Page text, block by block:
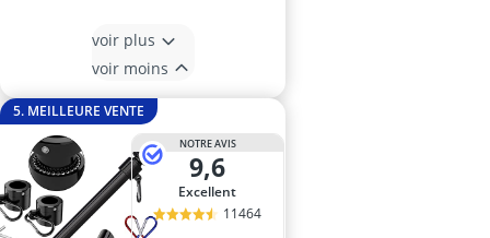
voir plus
voir moins
5. MEILLEURE VENTE
NOTRE AVIS
9,6
Excellent
11464